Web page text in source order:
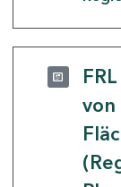
von